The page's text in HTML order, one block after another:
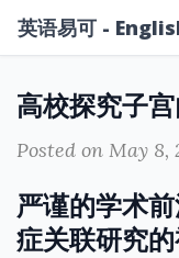
英语易可 -
Posted on May 8,
严谨的学术
症关联研究